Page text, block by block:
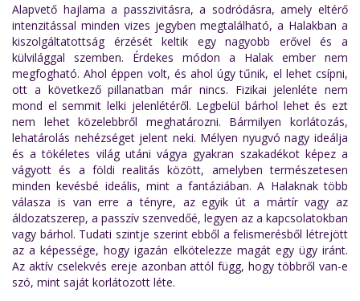
Alapvető hajlama a passzivitásra, a sodródásra, amely eltérő
intenzitással minden vizes jegyben megtalálható, a Halakban a
kiszolgáltatottság érzését keltik egy nagyobb erővel és a
külvilággal szemben. Érdekes módon a Halak ember nem
megfogható. Ahol éppen volt, és ahol úgy tűnik, el lehet csípni,
ott a következő pillanatban már nincs. Fizikai jelenléte nem
mond el semmit lelki jelenlétéről. Legbelül bárhol lehet és ezt
nem lehet közelebbről meghatározni. Bármilyen korlátozás,
lehatárolás nehézséget jelent neki. Mélyen nyugvó nagy ideálja
és a tökéletes világ utáni vágya gyakran szakadékot képez a
vágyott és a földi realitás között, amelyben természetesen
minden kevésbé ideális, mint a fantáziában. A Halaknak több
válasza is van erre a tényre, az egyik út a mártír vagy az
áldozatszerep, a passzív szenvedőé, legyen az a kapcsolatokban
vagy bárhol. Tudati szintje szerint ebből a felismerésből létrejött
az a képessége, hogy igazán elkötelezze magát egy ügy iránt.
Az aktív cselekvés ereje azonban attól függ, hogy többről van-e
szó, mint saját korlátozott léte.